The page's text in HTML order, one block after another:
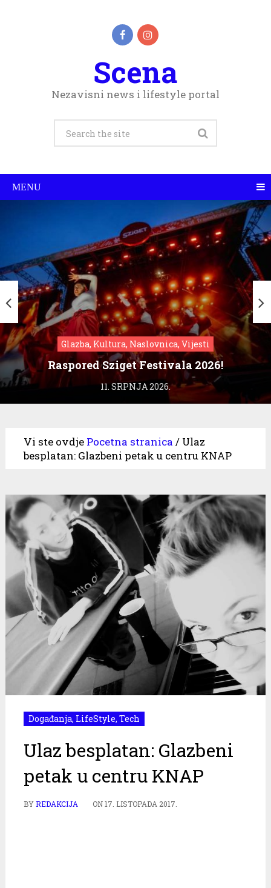
Scena
Nezavisni news i lifestyle portal
MENU
Glazba, Kultura, Naslovnica, Vijesti
Raspored Sziget Festivala 2026!
11. SRPNJA 2026.
Vi ste ovdje Pocetna stranica / Ulaz
besplatan: Glazbeni petak u centru KNAP
Događanja, LifeStyle, Tech
Ulaz besplatan: Glazbeni
petak u centru KNAP
BYREDAKCIJA ON17. LISTOPADA 2017.